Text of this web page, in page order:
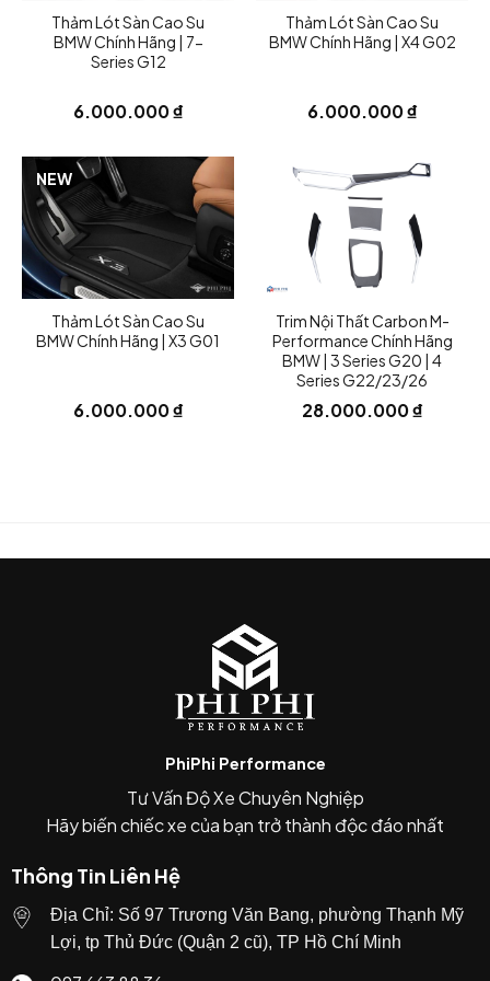
Đây là lý do các phiên bản hiệu năng cao như
M340i thường cóhốc gió lớn hơn
so với bản tiêu
Sản phẩm được sản xuất theo tiêu chuẩn của
BMWnên có:
độ hoàn thiện cao
màu sắc chuẩn OEM (đen bóng hoặc chrome)
lắp đặtkhớp hoàn toàn với cản trước M-
4. Bộ sản phẩm đầy đủ
5. Nâng cấp ngoại hình nhanh chóng
Đây là một nâng cấp nhỏ nhưng hiệu quả vì:
giúp phần đầu xethể thao và cá tính hơn
thường được lắp khi nâng cấpbodykit M-
Sport hoặc style M340i.
Thảm Lót Sàn Cao Su
BMW Chính Hãng | 7-
Series G12
6.000.000₫
Thảm Lót Sàn Cao Su
BMW Chính Hãng | X4 G02
6.000.000₫
NEW
Thảm Lót Sàn Cao Su
BMW Chính Hãng | X3 G01
6.000.000₫
NEW
Trim Nội Thất Carbon M-
Performance Chính Hãng
BMW | 3 Series G20 | 4
Series G22/23/26
28.000.000₫
PhiPhi Performance
Tư Vấn Độ Xe Chuyên Nghiệp
Hãy biến chiếc xe của bạn trở thành độc đáo nhất
Thông Tin Liên Hệ
Địa Chỉ: Số 97 Trương Văn Bang, phường Thạnh Mỹ
Lợi, tp Thủ Đức (Quận 2 cũ), TP Hồ Chí Minh